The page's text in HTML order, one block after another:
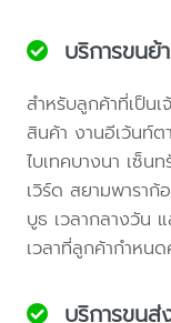
บริการขนย้
สำหรับลูกค้าที่เป็น
สินค้า งานอีเว้นท์
ไบเทคบางนา เซ็น
เวิร์ด สยามพารา
บูธ เวลากลางวัน
เวลาที่ลูกค้ากำหน
บริการขน